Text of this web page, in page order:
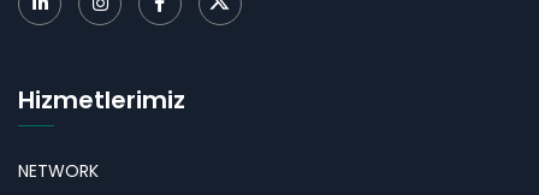
Hizmetlerimiz
NETWORK